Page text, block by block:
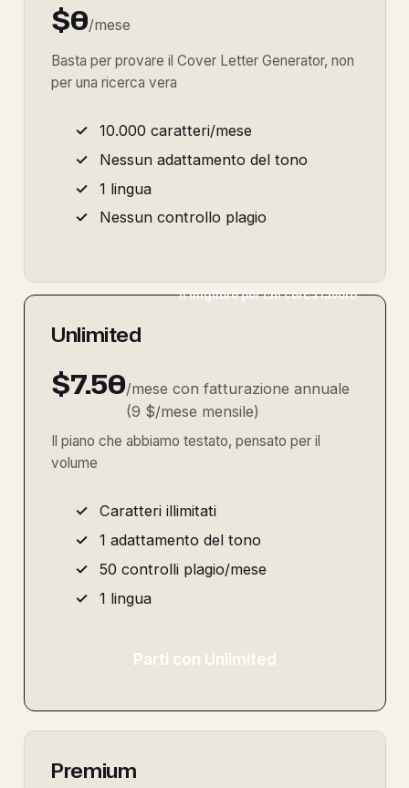
$0/mese
Basta per provare il Cover Letter Generator, non
per una ricerca vera
10.000 caratteri/mese
Nessun adattamento del tono
1 lingua
Nessun controllo plagio
Il migliore per chi cerca lavoro
Unlimited
$7.50/mese con fatturazione annuale
(9 $/mese mensile)
Il piano che abbiamo testato, pensato per il
volume
Caratteri illimitati
1 adattamento del tono
50 controlli plagio/mese
1 lingua
Parti con Unlimited
Premium